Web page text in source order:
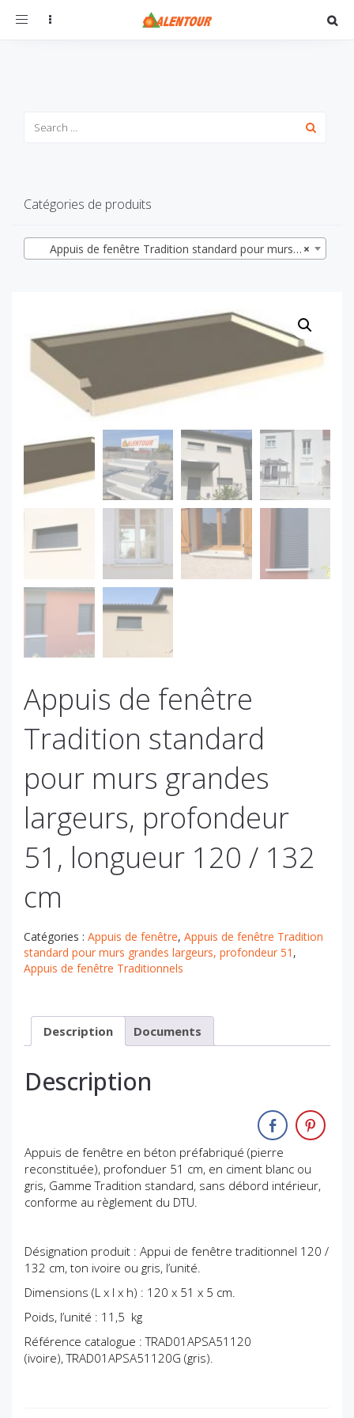
Toggle
Catégories de produits
×
Appuis de fenêtre Tradition standard pour murs grandes largeurs, profondeur 51
Appuis de fenêtre
Tradition standard
pour murs grandes
largeurs, profondeur
51, longueur 120 / 132
cm
Catégories : Appuis de fenêtre, Appuis de fenêtre Tradition
standard pour murs grandes largeurs, profondeur 51 ,
Appuis de fenêtre Traditionnels
Description Documents
Description
Appuis de fenêtre en béton préfabriqué (pierre
reconstituée), profonduer 51 cm, en ciment blanc ou
gris, Gamme Tradition standard, sans débord intérieur,
conforme au règlement du DTU.
Désignation produit : Appui de fenêtre traditionnel 120 /
132 cm, ton ivoire ou gris, l’unité.
Dimensions (L x l x h) : 120 x 51 x 5 cm.
Poids, l’unité : 11,5 kg
Référence catalogue : TRAD01APSA51120
(ivoire),TRAD01APSA51120G (gris).